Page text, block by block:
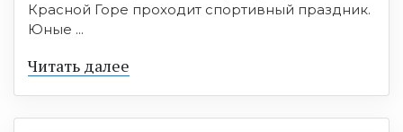
Красной Горе проходит спортивный праздник.
Юные ...
Читать далее